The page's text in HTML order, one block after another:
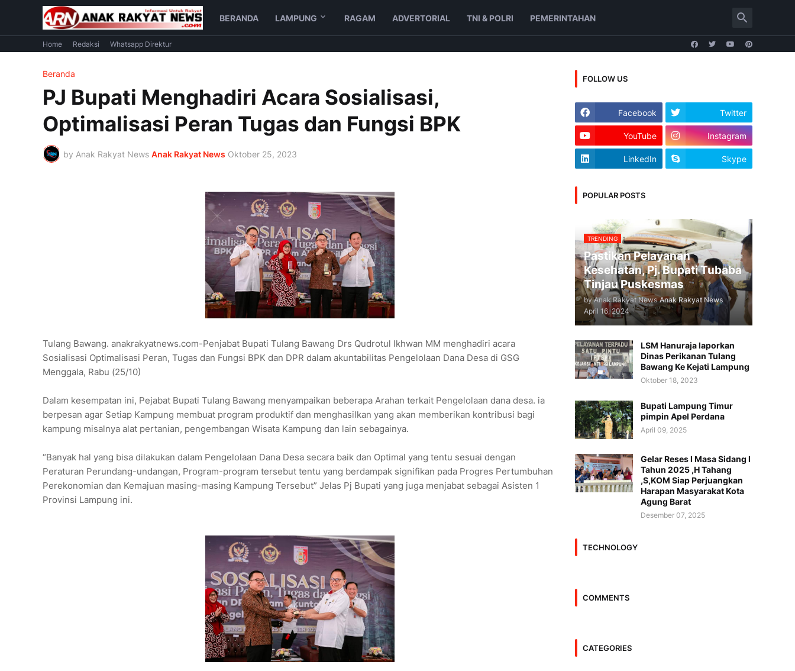
BERANDA LAMPUNG RAGAM ADVERTORIAL TNI & POLRI PEMERINTAHAN
Home Redaksi Whatsapp Direktur
Beranda
PJ Bupati Menghadiri Acara Sosialisasi,
Optimalisasi Peran Tugas dan Fungsi BPK
by Anak Rakyat News Anak Rakyat News Oktober 25, 2023
Tulang Bawang. anakrakyatnews.com-Penjabat Bupati Tulang Bawang Drs Qudrotul Ikhwan MM menghadiri acara
Sosialisasi Optimalisasi Peran, Tugas dan Fungsi BPK dan DPR dalam akuntabilitas Pengelolaan Dana Desa di GSG
Menggala, Rabu (25/10)
Dalam kesempatan ini, Pejabat Bupati Tulang Bawang menyampaikan beberapa Arahan terkait Pengelolaan dana desa. ia
berpesan agar Setiap Kampung membuat program produktif dan menghasilkan yang akan memberikan kontribusi bagi
kampung misalnya alat pertanian, pengembangan Wisata Kampung dan lain sebagainya.
“Banyak hal yang bisa dilakukan dalam Pengelolaan Dana Desa secara baik dan Optimal yang tentu sesuai dengan
Peraturan Perundang-undangan, Program-program tersebut tentu yang berdampak signifikan pada Progres Pertumbuhan
Perekonomian dan Kemajuan masing-masing Kampung Tersebut” Jelas Pj Bupati yang juga menjabat sebagai Asisten 1
Provinsi Lampung ini.
FOLLOW US
Facebook Twitter
YouTube Instagram
LinkedIn Skype
POPULAR POSTS
TRENDING
Pastikan Pelayanan
Kesehatan, Pj. Bupati Tubaba
Tinjau Puskesmas
by Anak Rakyat News Anak Rakyat News
April 16, 2024
LSM Hanuraja laporkan
Dinas Perikanan Tulang
Bawang Ke Kejati Lampung
Oktober 18, 2023
Bupati Lampung Timur
pimpin Apel Perdana
April 09, 2025
Gelar Reses I Masa Sidang I
Tahun 2025 ,H Tahang
,S,KOM Siap Perjuangkan
Harapan Masyarakat Kota
Agung Barat
Desember 07, 2025
TECHNOLOGY
COMMENTS
CATEGORIES